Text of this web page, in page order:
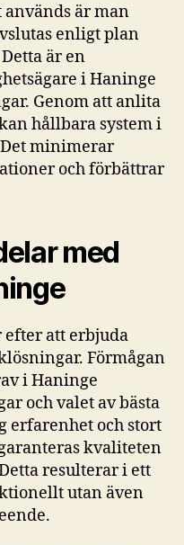
är man
enligt plan
är en
i Haninge
Genom att anlita
hållbara system i
minimerar
och förbättrar
med
att erbjuda
Förmågan
i Haninge
och valet av bästa
erfarenhet och stort
kvaliteten
resulterar i ett
utan även